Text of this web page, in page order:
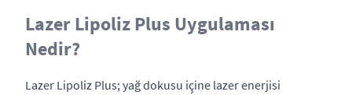
Lazer Lipoliz Plus Uygulaması
Nedir?
Lazer Lipoliz Plus; yağ dokusu içine lazer enerjisi